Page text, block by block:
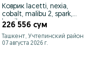
Коврик lacetti, nexia,
cobalt, malibu 2, spark,
kovrik полик
226 556 сум
Ташкент, Учтепинский район
07 августа 2026 г.